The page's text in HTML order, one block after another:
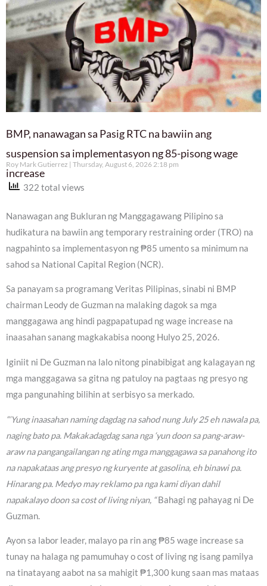
BMP, nanawagan sa Pasig RTC na bawiin ang
suspension sa implementasyon ng 85-pisong wage
increase
Roy Mark Gutierrez Thursday, August 6, 2026 2:18 pm
322 total views
Nanawagan ang Bukluran ng Manggagawang Pilipino sa
hudikatura na bawiin ang temporary restraining order (TRO) na
nagpahinto sa implementasyon ng ₱85 umento sa minimum na
sahod sa National Capital Region (NCR).
Sa panayam sa programang Veritas Pilipinas, sinabi ni BMP
chairman Leody de Guzman na malaking dagok sa mga
manggagawa ang hindi pagpapatupad ng wage increase na
inaasahan sanang magkakabisa noong Hulyo 25, 2026.
Iginiit ni De Guzman na lalo nitong pinabibigat ang kalagayan ng
mga manggagawa sa gitna ng patuloy na pagtaas ng presyo ng
mga pangunahing bilihin at serbisyo sa merkado.
“‘Yung inaasahan naming dagdag na sahod nung July 25 eh nawala pa,
naging bato pa. Makakadagdag sana nga ‘yun doon sa pang-araw-
araw na pangangailangan ng ating mga manggagawa sa panahong ito
na napakataas ang presyo ng kuryente at gasolina, eh binawi pa.
Hinarang pa. Medyo may reklamo pa nga kami diyan dahil
napakalayo doon sa cost of living niyan, “Bahagi ng pahayag ni De
Guzman.
Ayon sa labor leader, malayo pa rin ang ₱85 wage increase sa
tunay na halaga ng pamumuhay o cost of living ng isang pamilya
na tinatayang aabot na sa mahigit ₱1,300 kung saan mas mataas